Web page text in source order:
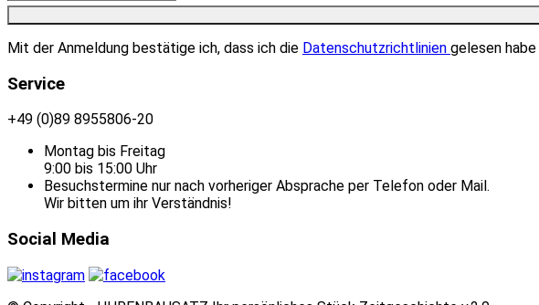
Mit der Anmeldung bestätige ich, dass ich die Datenschutzrichtlinien gelesen
Service
+49 (0)89 8955806-20
Montag bis Freitag
9:00 bis 15:00 Uhr
Besuchstermine nur nach vorheriger Absprache per Telefon oder Mail.
Wir bitten um ihr Verständnis!
Social Media